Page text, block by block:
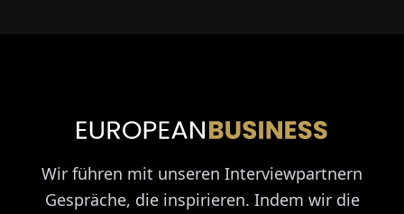
Wir führen mit unseren Interviewpartnern
Gespräche, die inspirieren. Indem wir die